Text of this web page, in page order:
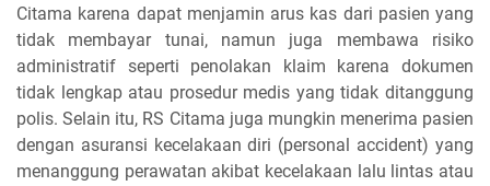
Citama karena dapat menjamin arus kas dari pasien yang
tidak membayar tunai, namun juga membawa risiko
administratif seperti penolakan klaim karena dokumen
tidak lengkap atau prosedur medis yang tidak ditanggung
polis. Selain itu, RS Citama juga mungkin menerima pasien
dengan asuransi kecelakaan diri (personal accident) yang
menanggung perawatan akibat kecelakaan lalu lintas atau